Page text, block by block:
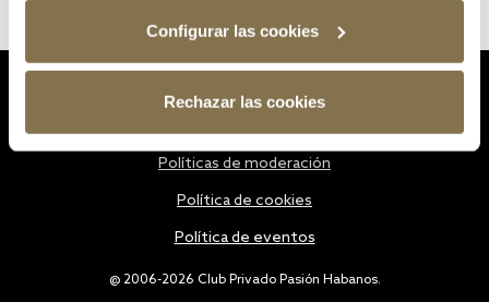
Configurar las cookies
Rechazar las cookies
@ 2006-2026 Club Privado Pasión Habanos.
Políticas de moderación
Política de cookies
Política de eventos